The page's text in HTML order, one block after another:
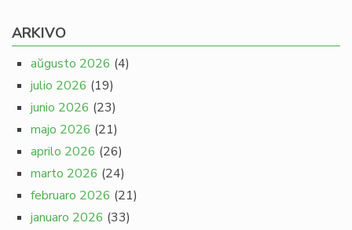
ARKIVO
aŭgusto 2026 (4)
julio 2026 (19)
junio 2026 (23)
majo 2026 (21)
aprilo 2026 (26)
marto 2026 (24)
februaro 2026 (21)
januaro 2026 (33)